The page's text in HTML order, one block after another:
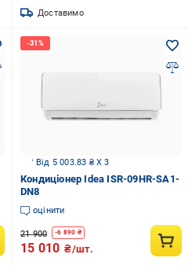
Доставимо
Від 5 003.83 ₴ X 3
Кондиціонер Idea ISR-09HR-SA1-
DN8
оцінити
21 900 -6 890 ₴
15 010 ₴/шт.